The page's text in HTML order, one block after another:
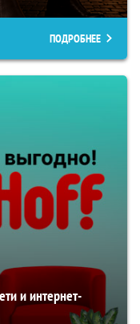
ПОДРОБНЕЕ
и интернет-